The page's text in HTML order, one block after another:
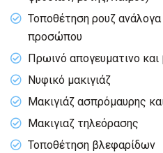
Τοποθέτηση ρουζ
προσώπου
Πρωινό απογευματινο και
Νυφικό μακιγιάζ
Μακιγιάζ ασπρόμαυρης
Μακιγιαζ τηλεόρασης
Τοποθέτηση βλεφαρίδων